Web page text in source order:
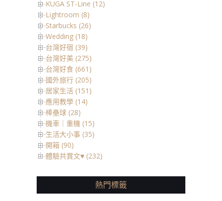
KUGA ST-Line (12)
Lightroom (8)
Starbucks (26)
Wedding (18)
台灣好宿 (39)
台灣好美 (275)
台灣好食 (661)
國外旅行 (205)
居家生活 (151)
應用教學 (14)
棒壘球 (28)
機車｜重機 (15)
生活大小事 (35)
開箱 (90)
體驗共賞文♥ (232)
熱門標籤